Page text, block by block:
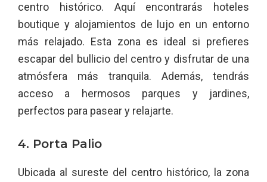
centro histórico. Aquí encontrarás hoteles
boutique y alojamientos de lujo en un entorno
más relajado. Esta zona es ideal si prefieres
escapar del bullicio del centro y disfrutar de una
atmósfera más tranquila. Además, tendrás
acceso a hermosos parques y jardines,
perfectos para pasear y relajarte.
4. Porta Palio
Ubicada al sureste del centro histórico, la zona